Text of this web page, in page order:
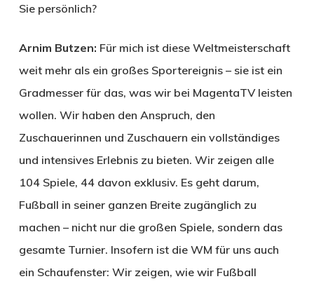
Sie persönlich?
Arnim Butzen: Für mich ist diese Weltmeisterschaft
weit mehr als ein großes Sportereignis – sie ist ein
Gradmesser für das, was wir bei Magenta­TV leisten
wollen. Wir haben den Anspruch, den
Zuschauerinnen und Zuschauern ein vollständiges
und intensives Erlebnis zu bieten. Wir zeigen alle
104 Spiele, 44 davon exklusiv. Es geht darum,
Fußball in seiner ganzen Breite zugänglich zu
machen – nicht nur die großen Spiele, sondern das
gesamte Turnier. Insofern ist die WM für uns auch
ein Schaufenster: Wir zeigen, wie wir Fußball